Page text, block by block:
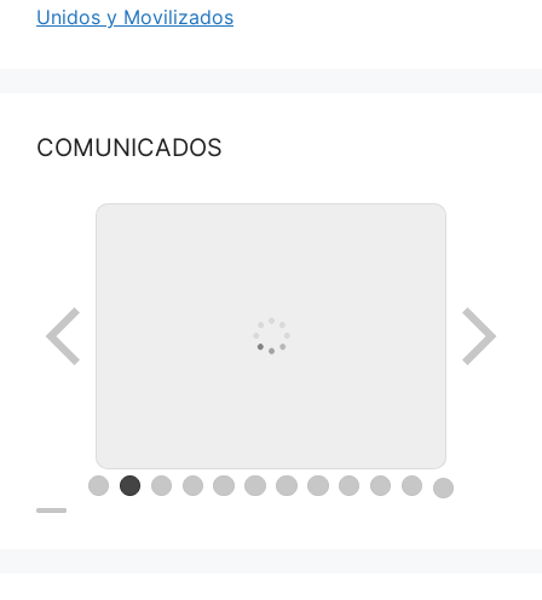
Unidos y Movilizados
COMUNICADOS